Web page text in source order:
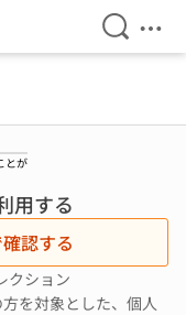
検索を
メ
とが
用する
認する
クション
を対象とした、個人